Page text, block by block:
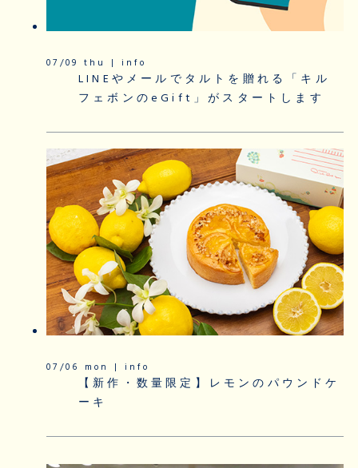
07/09 thu | info
LINEやメールでタルトを贈れる「キル
フェボンのeGift」がスタートします
07/06 mon | info
【新作・数量限定】レモンのパウンドケ
ーキ